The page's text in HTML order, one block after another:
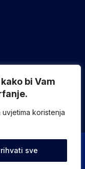
bi Vam
koristenja
sve
komunikacija i